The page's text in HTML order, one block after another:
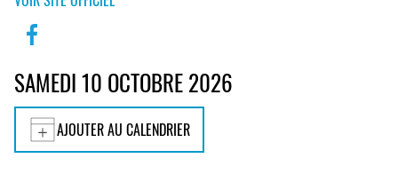
SAMEDI 10 OCTOBRE 2026
AJOUTER AU CALENDRIER